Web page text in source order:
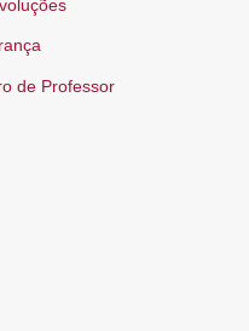
de Professor